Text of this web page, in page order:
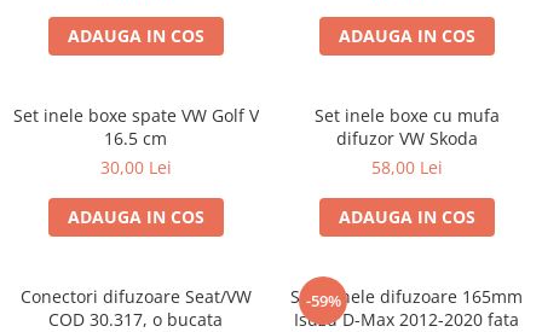
ADAUGA IN COS ADAUGA IN COS
Set inele boxe spate VW Golf V
16.5 cm
30,00 Lei
ADAUGA IN COS
Set inele boxe cu mufa
difuzor VW Skoda
58,00 Lei
ADAUGA IN COS
Conectori difuzoare Seat/VW
COD 30.317, o bucata
-59%
Set 2 inele difuzoare 165mm
Isuzu D-Max 2012-2020 fata